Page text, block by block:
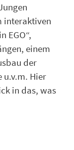
interaktiven
EGO“,
einem
der
u.v.m. Hier
in das, was